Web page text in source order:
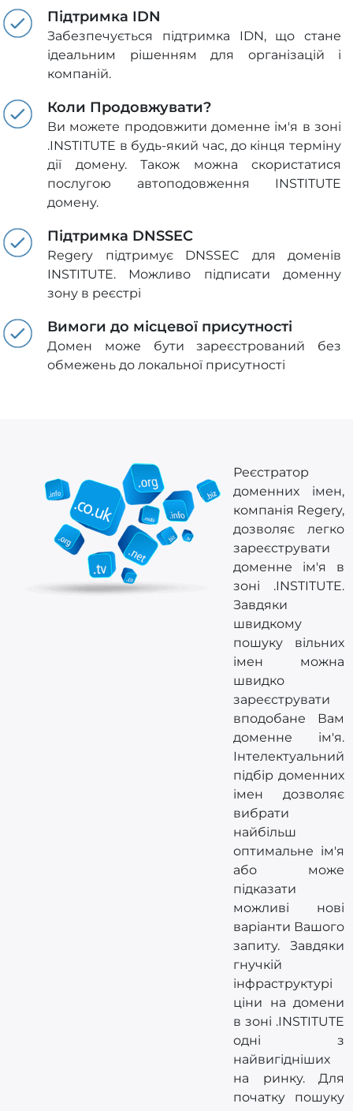
Підтримка IDN
Забезпечується підтримка IDN, що стане
ідеальним рішенням для організацій і
компаній.
Коли Продовжувати?
Ви можете продовжити доменне ім'я в зоні
.INSTITUTE в будь-який час, до кінця терміну
дії домену. Також можна скористатися
послугою автоподовження INSTITUTE
домену.
Підтримка DNSSEC
Regery підтримує DNSSEC для доменів
INSTITUTE. Можливо підписати доменну
зону в реєстрі
Вимоги до місцевої присутності
Домен може бути зареєстрований без
обмежень до локальної присутності
Реєстратор
доменних імен,
компанія Regery,
дозволяє легко
зареєструвати
доменне ім'я в
зоні .INSTITUTE.
Завдяки
швидкому
пошуку вільних
імен можна
швидко
зареєструвати
вподобане Вам
доменне ім'я.
Інтелектуальний
підбір доменних
імен дозволяє
вибрати
найбільш
оптимальне ім'я
або може
підказати
можливі нові
варіанти Вашого
запиту. Завдяки
гнучкій
інфраструктурі
ціни на домени
в зоні .INSTITUTE
одні з
найвигідніших
на ринку. Для
початку пошуку